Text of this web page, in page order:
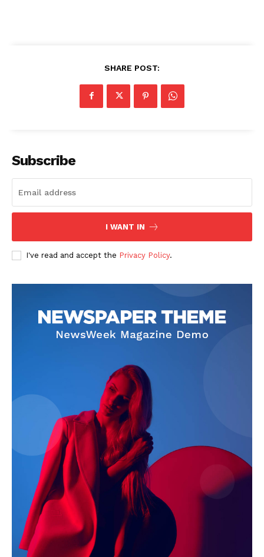
SHARE POST:
Subscribe
I WANT IN
I've read and accept the Privacy Policy.